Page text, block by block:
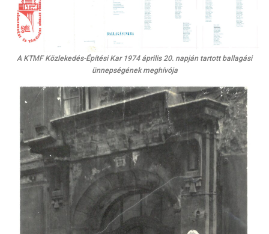
A KTMF Közlekedés-Építési Kar 1974 április 20. napján tartott ballagási
ünnepségének meghívója